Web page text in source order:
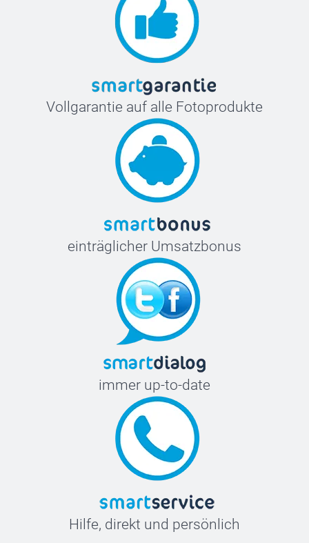
Vollgarantie auf alle Fotoprodukte
einträglicher Umsatzbonus
immer up-to-date
Hilfe, direkt und persönlich